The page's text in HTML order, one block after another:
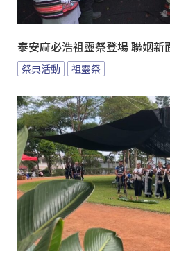
泰安麻必浩祖靈祭登場 聯姻新
祭典活動 祖靈祭